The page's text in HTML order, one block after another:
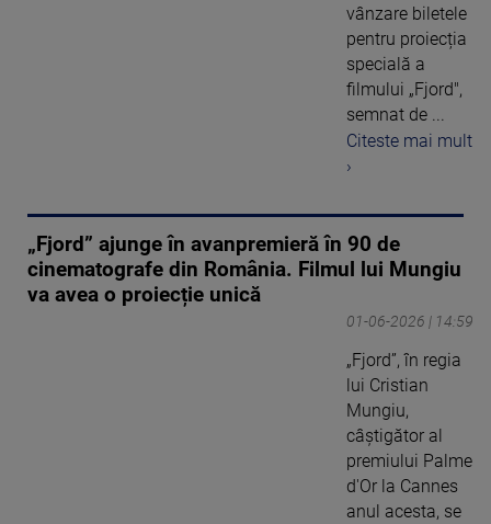
vânzare biletele
pentru proiecția
specială a
filmului „Fjord",
semnat de ...
Citeste mai mult
›
„Fjord” ajunge în avanpremieră în 90 de
cinematografe din România. Filmul lui Mungiu
va avea o proiecție unică
01-06-2026 | 14:59
„Fjord”, în regia
lui Cristian
Mungiu,
câştigător al
premiului Palme
d'Or la Cannes
anul acesta, se